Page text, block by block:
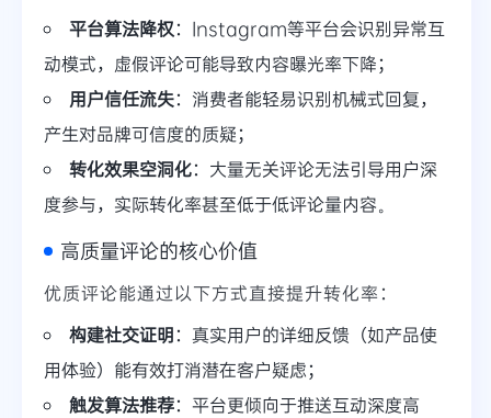
平台算法降权：Instagram等平台会识别异常互
动模式，虚假评论可能导致内容曝光率下降；
用户信任流失：消费者能轻易识别机械式回复，
产生对品牌可信度的质疑；
转化效果空洞化：大量无关评论无法引导用户深
度参与，实际转化率甚至低于低评论量内容。
高质量评论的核心价值
优质评论能通过以下方式直接提升转化率：
构建社交证明：真实用户的详细反馈（如产品使
用体验）能有效打消潜在客户疑虑；
触发算法推荐：平台更倾向于推送互动深度高